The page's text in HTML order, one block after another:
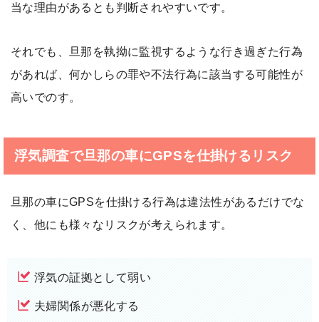
当な理由があるとも判断されやすいです。
それでも、旦那を執拗に監視するような行き過ぎた行為
があれば、何かしらの罪や不法行為に該当する可能性が
高いでのす。
浮気調査で旦那の車にGPSを仕掛けるリスク
旦那の車にGPSを仕掛ける行為は違法性があるだけでな
く、他にも様々なリスクが考えられます。
浮気の証拠として弱い
夫婦関係が悪化する